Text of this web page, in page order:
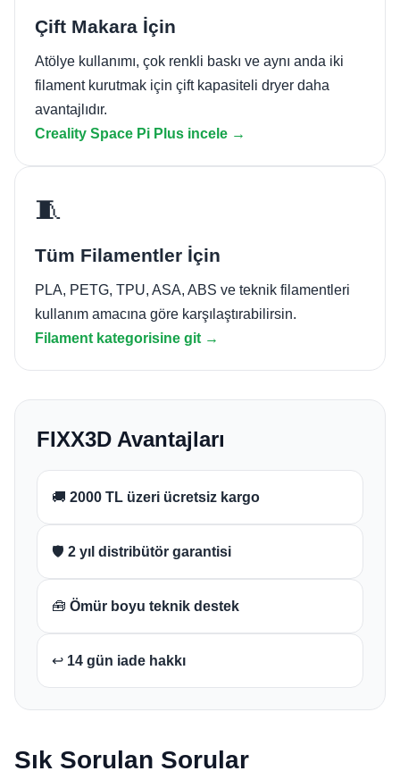
Çift Makara İçin
Atölye kullanımı, çok renkli baskı ve aynı anda iki
filament kurutmak için çift kapasiteli dryer daha
avantajlıdır.
Creality Space Pi Plus incele →
🧵
Tüm Filamentler İçin
PLA, PETG, TPU, ASA, ABS ve teknik filamentleri
kullanım amacına göre karşılaştırabilirsin.
Filament kategorisine git →
FIXX3D Avantajları
🚚 2000 TL üzeri ücretsiz kargo
🛡️ 2 yıl distribütör garantisi
🧰 Ömür boyu teknik destek
↩️ 14 gün iade hakkı
Sık Sorulan Sorular